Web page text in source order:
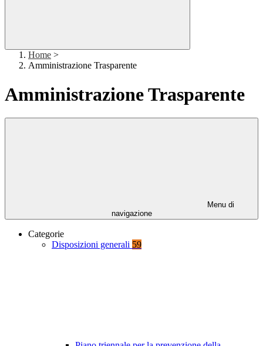
Home >
Amministrazione Trasparente
Amministrazione Trasparente
Menu di
navigazione
Categorie
Disposizioni generali 59